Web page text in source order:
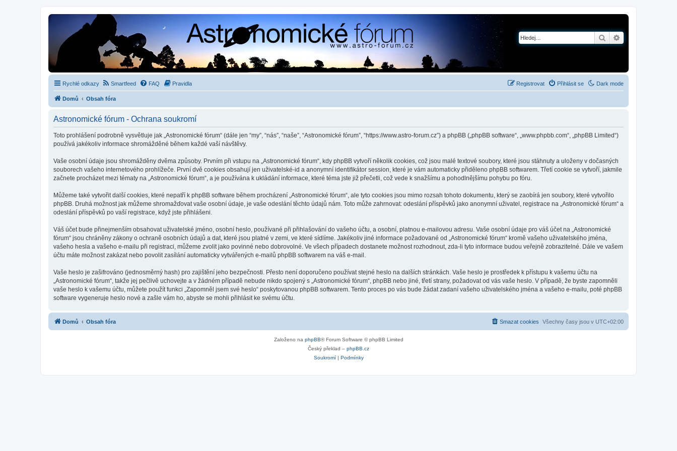
Hledat
Rychlé odkazy Dark mode
Smartfeed FAQ Pravidla Přihlásit se
Registrovat
Domů Obsah fóra
Astronomické fórum - Ochrana soukromí
Toto prohlášení podrobně vysvětluje jak „Astronomické fórum“ (dále jen “my”, “nás”, “naše”, “Astronomické fórum”, “https://www.astro-forum.cz”) a phpBB („phpBB software“, „www.phpbb.com“, „phpBB Limited“)
používá jakékoliv informace shromážděné během každé vaší návštěvy.
Vaše osobní údaje jsou shromážděny dvěma způsoby. Prvním při vstupu na „Astronomické fórum“, kdy phpBB vytvoří několik cookies, což jsou malé textové soubory, které jsou stáhnuty a uloženy v dočasných
souborech vašeho internetového prohlížeče. První dvě cookies obsahují jen uživatelské-id a anonymní identifikátor session, které je vám automaticky přiděleno phpBB softwarem. Třetí cookie se vytvoří, jakmile
začnete procházet mezi tématy na „Astronomické fórum“, a je používána k ukládání informace, které téma jste již přečetli, což vede k snažšímu a pohodlnějšímu pohybu po fóru.
Můžeme také vytvořit další cookies, které nepatří k phpBB software během procházení „Astronomické fórum“, ale tyto cookies jsou mimo rozsah tohoto dokumentu, který se zaobírá jen soubory, které vytvořilo
phpBB. Druhá možnost jak můžeme shromažďovat vaše osobní údaje, je vaše odeslání těchto údajů nám. Toto může zahrnovat: odeslání příspěvků jako anonymní uživatel, registrace na „Astronomické fórum“ a
odeslání příspěvků po vaší registrace, když jste přihlášeni.
Váš účet bude přinejmenším obsahovat uživatelské jméno, osobní heslo, používané při přihlašování do vašeho účtu, a osobní, platnou e-mailovou adresu. Vaše osobní údaje pro váš účet na „Astronomické
fórum“ jsou chráněny zákony o ochraně osobních údajů a dat, které jsou platné v zemi, ve které sídlíme. Jakékoliv jiné informace požadované od „Astronomické fórum“ kromě vašeho uživatelského jména,
vašeho hesla a vašeho e-mailu při registraci, můžeme zvolit jako povinné nebo dobrovolné. Ve všech případech dostanete možnost rozhodnout, zda-li tyto informace budou veřejně zobrazitelné. Dále ve vašem
účtu máte možnost zakázat nebo povolit zasílání automaticky vytvářených e-mailů phpBB softwarem na váš e-mail.
Vaše heslo je zašifrováno (jednosměrný hash) pro zajištění jeho bezpečnosti. Přesto není doporučeno používat stejné heslo na dalších stránkách. Vaše heslo je prostředek k přístupu k vašemu účtu na
„Astronomické fórum“, takže jej pečlivě uchovejte a v žádném případě nebude nikdo spojený s „Astronomické fórum“, phpBB nebo jiné, třetí strany, požadovat od vás vaše heslo. V případě, že byste zapomněli
vaše heslo k vašemu účtu, můžete použít funkci „Zapomněl jsem své heslo“ poskytovanou phpBB softwarem. Tento proces po vás bude žádat zadaní vašeho uživatelského jména a vašeho e-mailu, poté phpBB
software vygeneruje heslo nové a zašle vám ho, abyste se mohli přihlásit ke svému účtu.
Domů Obsah fóra Všechny časy jsou v UTC+02:00
Smazat cookies
Založeno na phpBB® Forum Software © phpBB Limited
Český překlad – phpBB.cz
Soukromí| Podmínky